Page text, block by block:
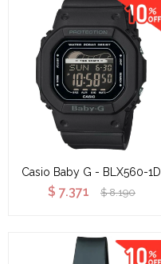
Casio Baby G - BLX560-1D
$ 7.371 $ 8.190